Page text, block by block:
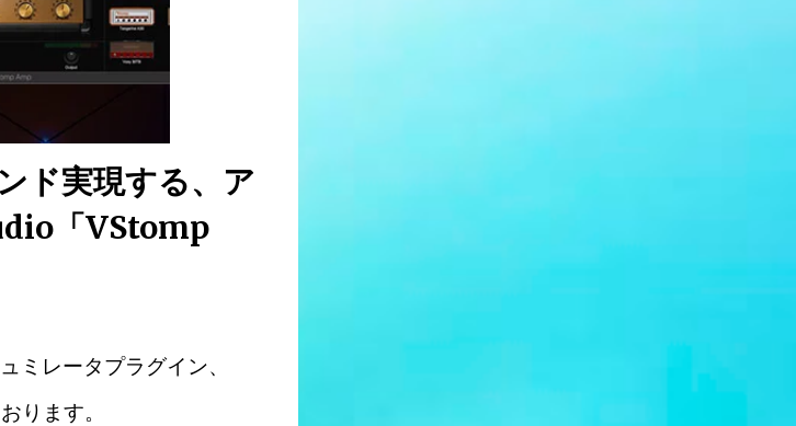
ド実現する、ア
「VStomp
ミレータプラグイン、
ます。